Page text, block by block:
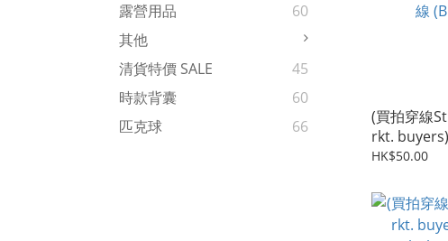
露營用品
60
其他
清貨特價 SALE
45
時款背囊
60
匹克球
66
(買拍穿線
rkt.
BG65
HK$50.00